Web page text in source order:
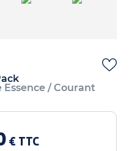
/ Courant
€ TTC